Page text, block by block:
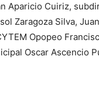
Aparicio Cuiriz,
Zaragoza Silva,
Opopeo
Oscar Ascencio